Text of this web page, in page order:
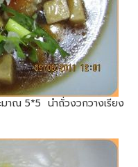
าณ 5*5 นำถั่วงวกวางเรียง